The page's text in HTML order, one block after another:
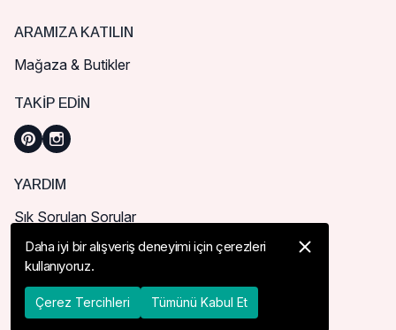
ARAMIZA KATILIN
Mağaza & Butikler
TAKIP EDIN
YARDIM
Sık Sorulan Sorular
Nasıl Sipariş Verebilirim?
Kargo ve Teslimat
İade, İptal ve Değişim
Daha iyi bir alışveriş deneyimi için çerezleri
kullanıyoruz.
Çerez Tercihleri Tümünü Kabul Et